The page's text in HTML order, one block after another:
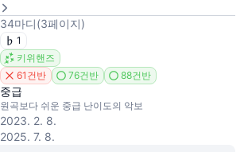
34마디(3페이지)
1
키위핸즈
61건반 76건반 88건반
중급
원곡보다 쉬운 중급 난이도의 악보
2023. 2. 8.
2025. 7. 8.